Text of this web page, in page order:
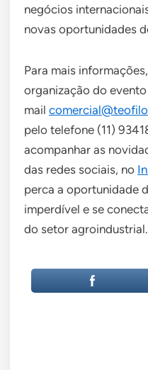
negócios
novas oportunidades
Para mais
organização do
mail
pelo telefone (11)
acompanhar as
das redes sociais, no
perca a oportunidade
imperdível e se
do setor agroindustrial.